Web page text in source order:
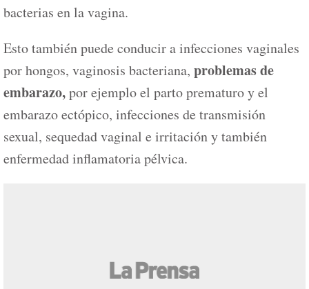
bacterias en la vagina.
Esto también puede conducir a infecciones vaginales
por hongos, vaginosis bacteriana, problemas de
embarazo,por ejemplo el parto prematuro y el
embarazo ectópico, infecciones de transmisión
sexual, sequedad vaginal e irritación y también
enfermedad inflamatoria pélvica.